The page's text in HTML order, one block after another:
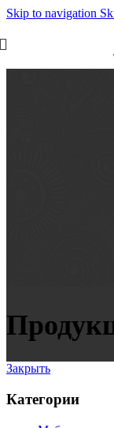
Skip to navigation
Закрыть
Категории